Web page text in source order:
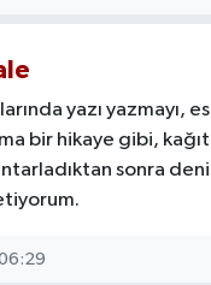
yazı yazmayı,
bir hikaye gibi,
sonra